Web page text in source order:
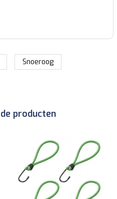
Snoeroog
producten